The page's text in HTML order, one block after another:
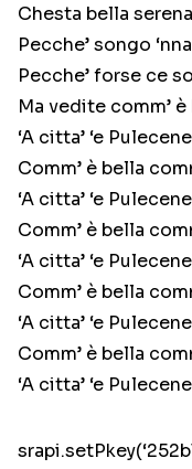
Chesta bella
Pecche’ songo
Pecche’ forse ce
Ma vedite comm’ è
‘A citta’ ‘e
Comm’ è bella
‘A citta’ ‘e
Comm’ è bella
‘A citta’ ‘e
Comm’ è bella
‘A citta’ ‘e
Comm’ è bella
‘A citta’ ‘e